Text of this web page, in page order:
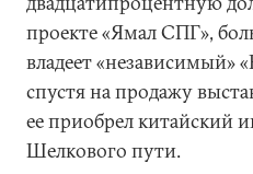
проекте «Ямал СПГ»,
владеет «независимый»
спустя на продажу
ее приобрел китайский
Шелкового пути.